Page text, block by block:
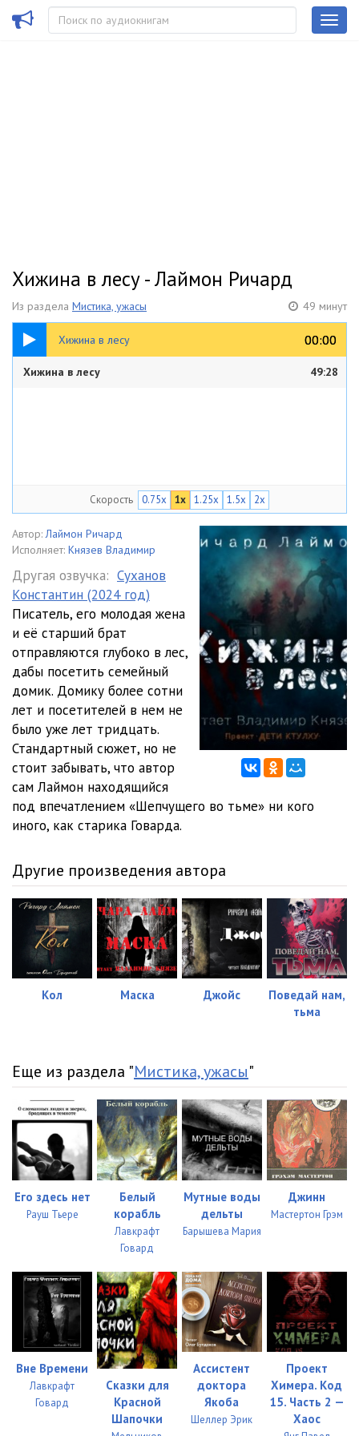
Хижина в лесу - Лаймон Ричард
Из раздела Мистика, ужасы 49 минут
Хижина в лесу 00:00
00:00
49:28
Хижина в лесу 49:28
Скорость 0.75x 1x 1.25x 1.5x 2x
Автор: Лаймон Ричард
Исполняет: Князев Владимир
Другая озвучка: Суханов
Константин (2024 год)
Писатель, его молодая жена
и её старший брат
отправляются глубоко в лес,
дабы посетить семейный
домик. Домику более сотни
лет и посетителей в нем не
было уже лет тридцать.
Стандартный сюжет, но не
стоит забывать, что автор
сам Лаймон находящийся
под впечатлением «Шепчущего во тьме» ни кого
иного, как старика Говарда.
Другие произведения автора
Кол Маска Джойс
Поведай нам,
тьма
Еще из раздела "Мистика, ужасы"
Его здесь нет
Рауш Тьере
Белый
корабль
Лавкрафт
Говард
Мутные воды
дельты
Барышева Мария
Джинн
Мастертон Грэм
Вне Времени
Лавкрафт
Говард
Сказки для
Красной
Шапочки
Ассистент
доктора
Якоба
Шеллер Эрик
Проект
Химера. Код
15. Часть 2 —
Хаос